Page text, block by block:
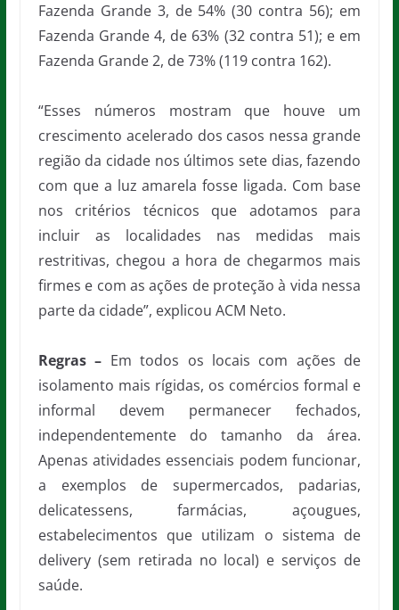
Fazenda Grande 3, de 54% (30 contra 56); em
Fazenda Grande 4, de 63% (32 contra 51); e em
Fazenda Grande 2, de 73% (119 contra 162).
“Esses números mostram que houve um
crescimento acelerado dos casos nessa grande
região da cidade nos últimos sete dias, fazendo
com que a luz amarela fosse ligada. Com base
nos critérios técnicos que adotamos para
incluir as localidades nas medidas mais
restritivas, chegou a hora de chegarmos mais
firmes e com as ações de proteção à vida nessa
parte da cidade”, explicou ACM Neto.
Regras – Em todos os locais com ações de
isolamento mais rígidas, os comércios formal e
informal devem permanecer fechados,
independentemente do tamanho da área.
Apenas atividades essenciais podem funcionar,
a exemplos de supermercados, padarias,
delicatessens, farmácias, açougues,
estabelecimentos que utilizam o sistema de
delivery (sem retirada no local) e serviços de
saúde.